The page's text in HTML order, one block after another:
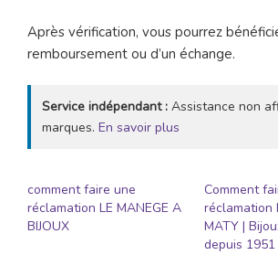
Après vérification, vous pourrez
remboursement ou d’un échange.
Service indépendant : Assistance non
marques. En savoir plus
comment faire une
réclamation LE MANEGE A
BIJOUX
Comment
réclamation
MATY |
depuis 1951